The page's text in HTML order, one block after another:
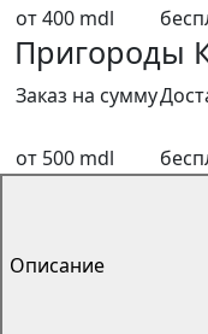
от 400 mdl
Пригороды
Заказ на сумму
от 500 mdl
Описание